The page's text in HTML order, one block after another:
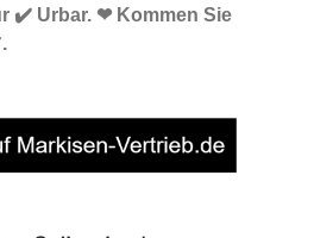
✔️ Urbar. ❤ Kommen Sie